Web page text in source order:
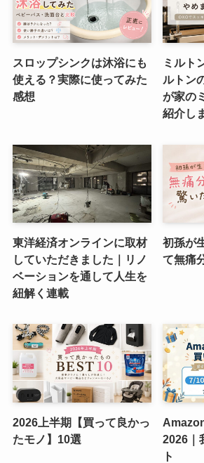
スロップシンクは沐浴にも
使える？実際に使ってみた
感想
ミルト
ルトン
が家の
紹介し
東洋経済オンラインに取材
していただきました｜リノ
ベーションを通して人生を
紐解く連載
初孫が
て無痛
2026上半期【買って良かっ
たモノ】10選
2026｜
ト